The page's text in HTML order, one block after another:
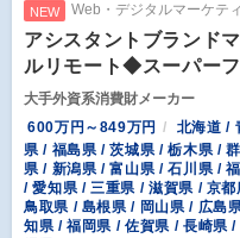
NEW Web・デジタルマーケテ
アシスタントブランド
ルリモート◆スーパーフ
大手外資系消費財メーカー
600万円～849万円
北海道 /
県 / 福島県 / 茨城県 / 栃木県 /
県 / 新潟県 / 富山県 / 石川県 /
/ 愛知県 / 三重県 / 滋賀県 / 京
鳥取県 / 島根県 / 岡山県 / 広島
知県 / 福岡県 / 佐賀県 / 長崎県